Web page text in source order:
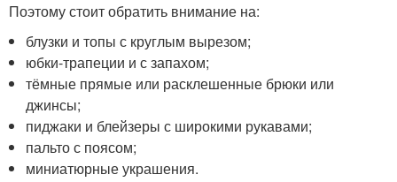
Поэтому стоит обратить внимание на:
блузки и топы с круглым вырезом;
юбки-трапеции и с запахом;
тёмные прямые или расклешенные брюки или
джинсы;
пиджаки и блейзеры с широкими рукавами;
пальто с поясом;
миниатюрные украшения.